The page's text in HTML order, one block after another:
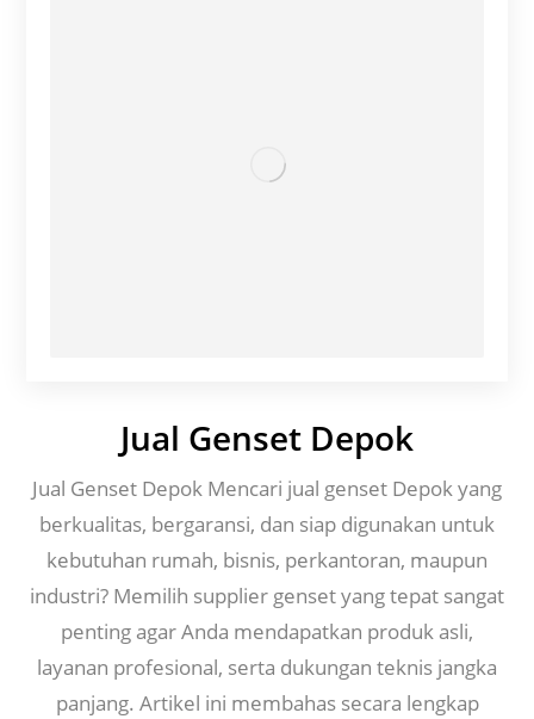
Jual Genset Depok
Jual Genset Depok Mencari jual genset Depok yang
berkualitas, bergaransi, dan siap digunakan untuk
kebutuhan rumah, bisnis, perkantoran, maupun
industri? Memilih supplier genset yang tepat sangat
penting agar Anda mendapatkan produk asli,
layanan profesional, serta dukungan teknis jangka
panjang. Artikel ini membahas secara lengkap